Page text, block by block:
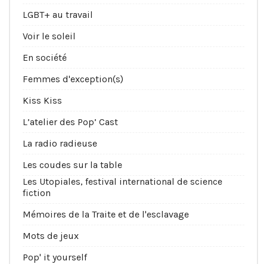
LGBT+ au travail
Voir le soleil
En société
Femmes d'exception(s)
Kiss Kiss
L’atelier des Pop’ Cast
La radio radieuse
Les coudes sur la table
Les Utopiales, festival international de science
fiction
Mémoires de la Traite et de l'esclavage
Mots de jeux
Pop' it yourself